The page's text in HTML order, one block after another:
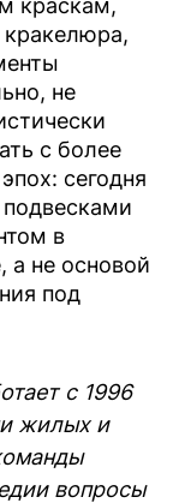
краскам,
не
с более
сегодня
в
а не основой
под
с 1996
жилых и
вопросы